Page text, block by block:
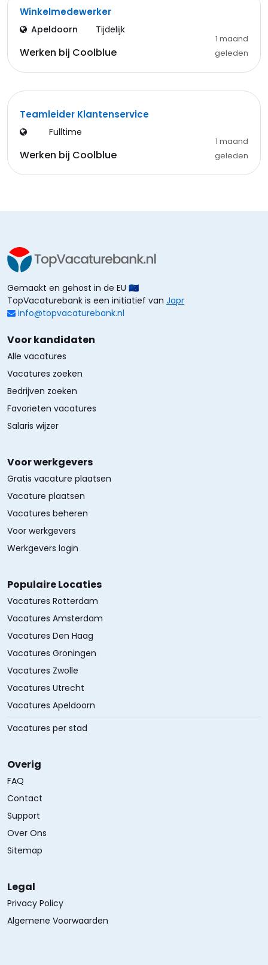
Winkelmedewerker
Apeldoorn Tijdelijk
Werken bij Coolblue
1 maand
geleden
Teamleider Klantenservice
Fulltime
Werken bij Coolblue
1 maand
geleden
Gemaakt en gehost in de EU 🇪🇺
TopVacaturebank is een initiatief van Japr
info@topvacaturebank.nl
Voor kandidaten
Alle vacatures
Vacatures zoeken
Bedrijven zoeken
Favorieten vacatures
Salaris wijzer
Voor werkgevers
Gratis vacature plaatsen
Vacature plaatsen
Vacatures beheren
Voor werkgevers
Werkgevers login
Populaire Locaties
Vacatures Rotterdam
Vacatures Amsterdam
Vacatures Den Haag
Vacatures Groningen
Vacatures Zwolle
Vacatures Utrecht
Vacatures Apeldoorn
Vacatures per stad
Overig
FAQ
Contact
Support
Over Ons
Sitemap
Legal
Privacy Policy
Algemene Voorwaarden